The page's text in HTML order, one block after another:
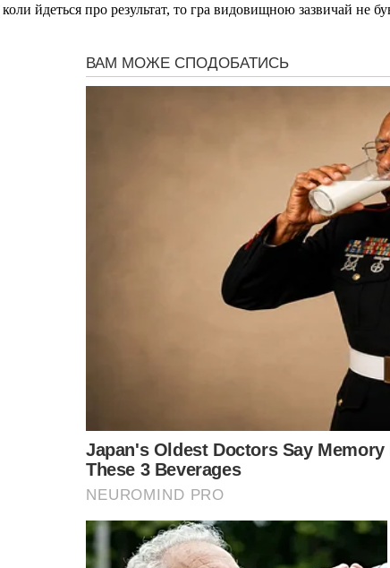
коли йдеться про результат, то гра видовищною зазвичай